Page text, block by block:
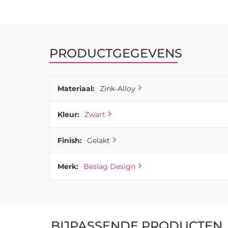
PRODUCTGEGEVENS
Materiaal: Zink-Alloy
Kleur: Zwart
Finish: Gelakt
Merk: Beslag Design